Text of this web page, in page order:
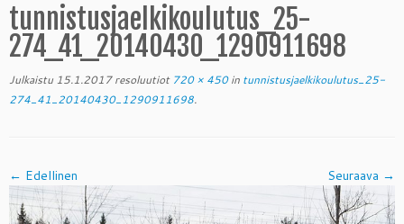
tunnistusjaelkikoulutus_25-
274_41_20140430_1290911698
Julkaistu 15.1.2017resoluutiot720 × 450in tunnistusjaelkikoulutus_25-
274_41_20140430_1290911698.
← Edellinen Seuraava →